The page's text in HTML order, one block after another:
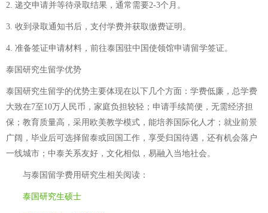
2. 递交申请并等待录取结果，通常需要2-3个月。
3. 收到录取通知书后，支付学费并获取缴费证明。
4. 准备签证申请材料，前往泰国驻中国使领馆申请留学签证。
泰国研究生留学优势
泰国研究生留学的优势主要体现在以下几个方面：学费低廉，总学费
大致在7至10万人民币，家庭负担较轻；申请手续简便，无需经济担
保；教育质量高，采用欧美教学模式，能培养国际化人才；就业前景
广阔，毕业后可选择留泰或回国工作，享受归国待遇，还有机会落户
一线城市；中泰关系友好，文化相似，易融入当地社会。
与泰国留学费用研究生相关阅读：
泰国研究生硕士